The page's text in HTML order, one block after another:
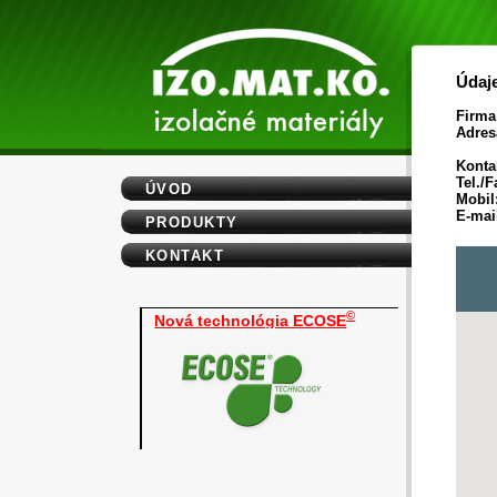
ÚVOD
PRODUKTY
KONTAKT
Nová technológia ECOSE©
Tel./
E-